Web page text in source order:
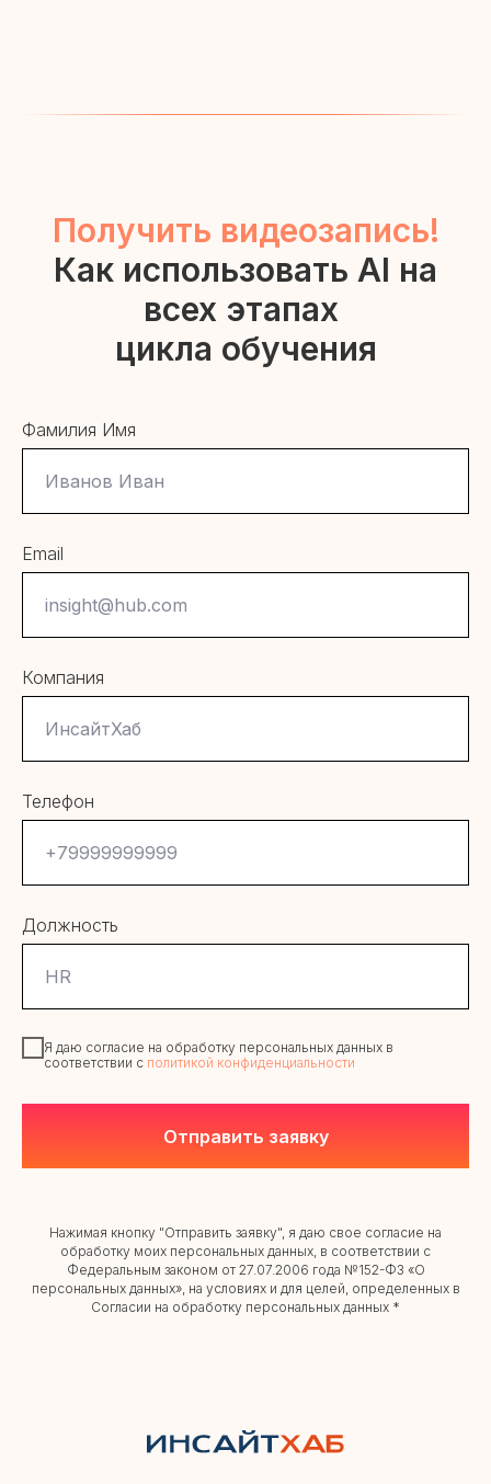
Получить видеозапись!
Как использовать AI на
всех этапах
цикла обучения
Фамилия Имя
Email
Компания
Телефон
Должность
Я даю согласие на обработку персональных данных в
соответствии с политикой конфиденциальности
Отправить заявку
Нажимая кнопку "Отправить заявку", я даю свое согласие на
обработку моих персональных данных, в соответствии с
Федеральным законом от 27.07.2006 года №152-ФЗ «О
персональных данных», на условиях и для целей, определенных в
Согласии на обработку персональных данных *